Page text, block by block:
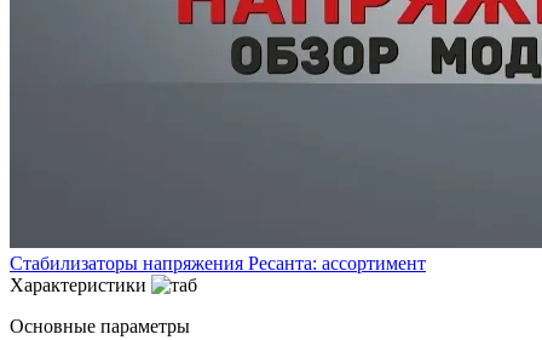
Стабилизаторы напряжения Ресанта: ассортимент
Характеристики
Основные параметры